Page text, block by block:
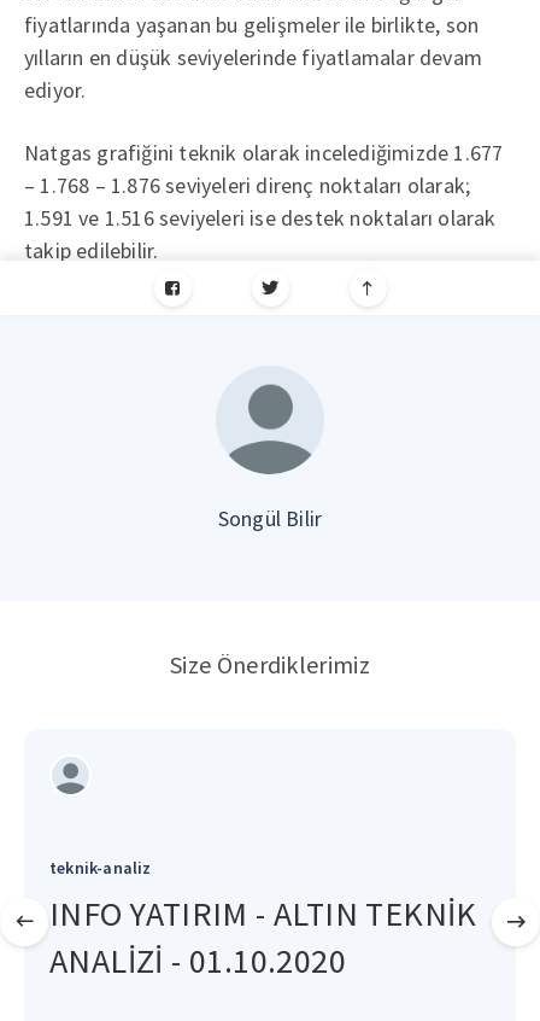
fiyatlarında yaşanan bu gelişmeler ile birlikte, son
yılların en düşük seviyelerinde fiyatlamalar devam
ediyor.
Natgas grafiğini teknik olarak incelediğimizde 1.677
– 1.768 – 1.876 seviyeleri direnç noktaları olarak;
1.591 ve 1.516 seviyeleri ise destek noktaları olarak
takip edilebilir.
Songül Bilir
Size Önerdiklerimiz
teknik-analiz
INFO YATIRIM - ALTIN TEKNİK
ANALİZİ - 01.10.2020